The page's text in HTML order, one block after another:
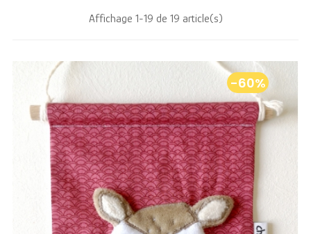
Affichage 1-19 de 19 article(s)
-60%